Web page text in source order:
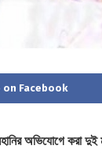
on Facebook
অভিযোগে করা দুই